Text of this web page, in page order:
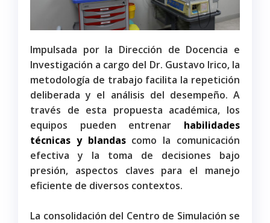
Impulsada por la Dirección de Docencia e
Investigación a cargo del Dr. Gustavo Irico, la
metodología de trabajo facilita la repetición
deliberada y el análisis del desempeño. A
través de esta propuesta académica, los
equipos pueden entrenar habilidades
técnicas y blandascomo la comunicación
efectiva y la toma de decisiones bajo
presión, aspectos claves para el manejo
eficiente de diversos contextos.
La consolidación del Centro de Simulación se